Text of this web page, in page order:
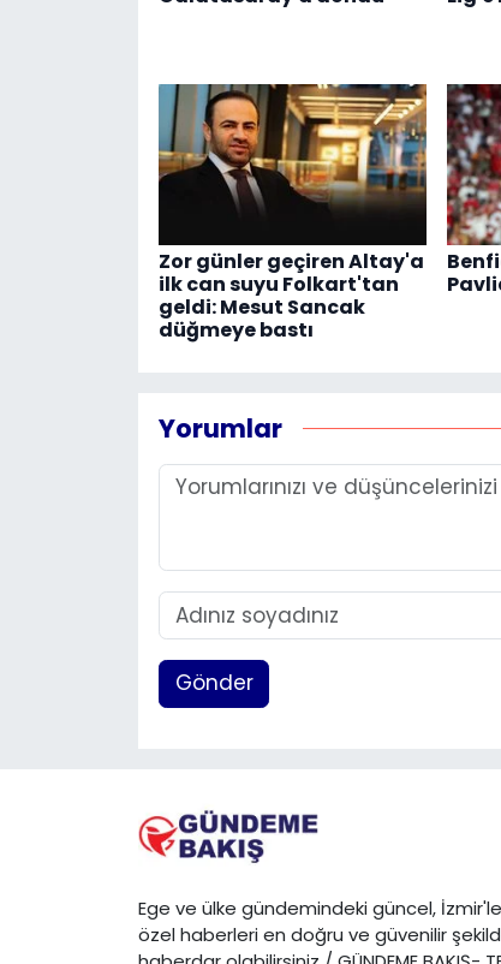
Zor günler geçiren Altay'a
ilk can suyu Folkart'tan
geldi: Mesut Sancak
düğmeye bastı
Yorumlar
Gönder
Ege ve ülke gündemindeki güncel,
özel haberleri en doğru ve güvenilir